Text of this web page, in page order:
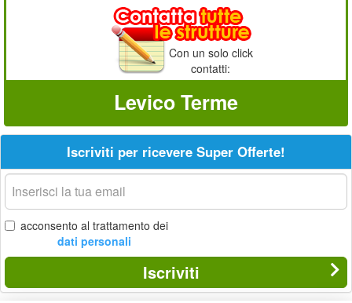
Con un solo click
contatti:
Levico Terme
Iscriviti per ricevere Super Offerte!
La
tua
email
acconsento al trattamento dei
dati personali
Iscriviti